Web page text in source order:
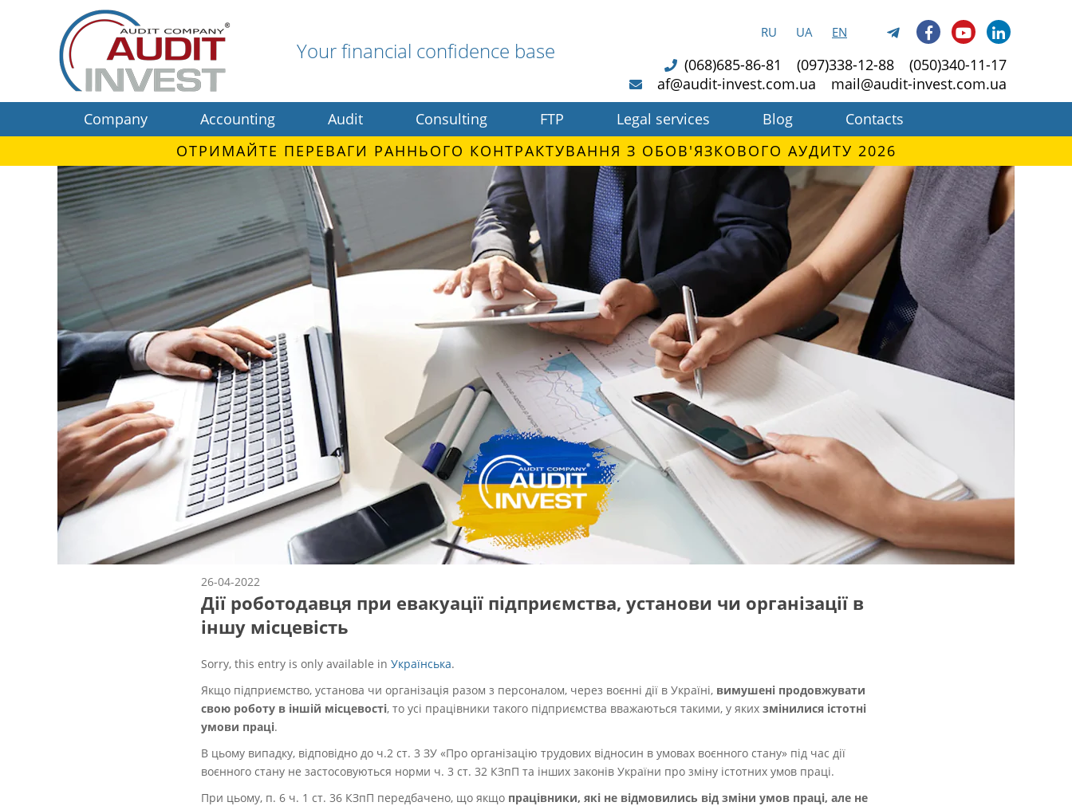
Your financial confidence base
RU UA EN
(068)685-86-81 (097)338-12-88
(050)340-11-17
af@audit-invest.com.ua
mail@audit-invest.com.ua
Company
Accounting Audit Consulting FTP Legal services Blog
Contacts
ОТРИМАЙТЕ ПЕРЕВАГИ РАННЬОГО КОНТРАКТУВАННЯ З ОБОВ'ЯЗКОВОГО АУДИТУ 2026
26-04-2022
Дії роботодавця при евакуації підприємства, установи чи організації в
іншу місцевість
Sorry, this entry is only available in Українська.
Якщо підприємство, установа чи організація разом з персоналом, через воєнні дії в Україні, вимушені продовжувати
свою роботу в іншій місцевості, то усі працівники такого підприємства вважаються такими, у яких змінилися істотні
умови праці.
В цьому випадку, відповідно до ч.2 ст. 3 ЗУ «Про організацію трудових відносин в умовах воєнного стану» під час дії
воєнного стану не застосовуються норми ч. 3 ст. 32 КЗпП та інших законів України про зміну істотних умов праці.
При цьому, п. 6 ч. 1 ст. 36 КЗпП передбачено, що якщо працівники, які не відмовились від зміни умов праці, але не